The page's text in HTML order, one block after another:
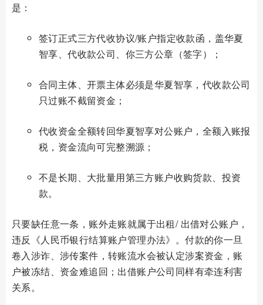
是：
签订正式三方代收协议/账户指定收款函，盖华夏
智享、代收款公司、你三方公章（签字）；
合同主体、开票主体必须是华夏智享，代收款公司
只过账不截留资金；
代收资金全额转回华夏智享对公账户，全额入账报
税，资金流向可完整溯源；
不是长期、大批量用第三方账户收购货款、投资
款。
只要缺任意一条，账外走账就属于出租/ 出借对公账户，
违反《人民币银行结算账户管理办法》。付款的你一旦
卷入涉诈、涉传案件，转账流水会被认定涉案资金，账
户被冻结、资金难追回；出借账户公司同样有牵连利害
关系。